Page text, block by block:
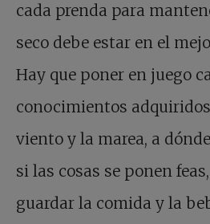
cada prenda para
seco debe estar en el
Hay que poner en juego
conocimientos
viento y la marea, a
si las cosas se ponen
guardar la comida y la